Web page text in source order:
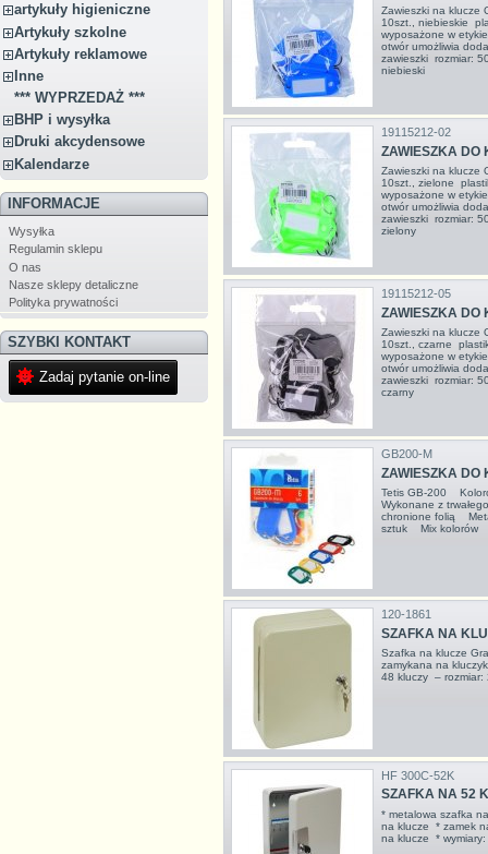
artykuły higieniczne
Artykuły szkolne
Artykuły reklamowe
Inne
*** WYPRZEDAŻ ***
BHP i wysyłka
Druki akcydensowe
Kalendarze
INFORMACJE
Wysyłka
Regulamin sklepu
O nas
Nasze sklepy detaliczne
Polityka prywatności
SZYBKI KONTAKT
Zadaj pytanie on-line
Zawieszki na klucze
10szt., niebieskie
wyposażone w
otwór umożliwia
zawieszki rozmiar:
niebieski
19115212-02
ZAWIESZKA DO
Zawieszki na klucze
10szt., zielone
wyposażone w
otwór umożliwia
zawieszki rozmiar:
zielony
19115212-05
ZAWIESZKA DO
Zawieszki na klucze
10szt., czarne
wyposażone w
otwór umożliwia
zawieszki rozmiar:
czarny
GB200-M
ZAWIESZKA DO
Tetis GB-200
Wykonane z
chronione folią
sztuk Mix kolorów
120-1861
SZAFKA NA
Szafka na klucze
zamykana na
48 kluczy –
HF 300C-52K
SZAFKA NA 52
* metalowa szafka
na klucze * zamek
na klucze *